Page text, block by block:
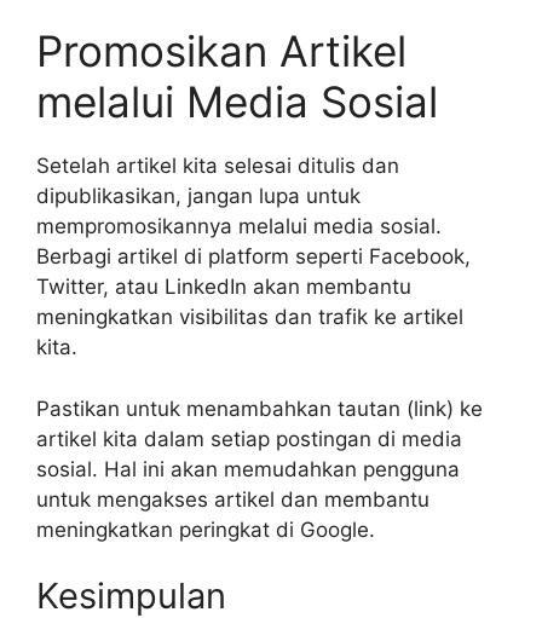
Promosikan Artikel
melalui Media Sosial
Setelah artikel kita selesai ditulis dan
dipublikasikan, jangan lupa untuk
mempromosikannya melalui media sosial.
Berbagi artikel di platform seperti Facebook,
Twitter, atau LinkedIn akan membantu
meningkatkan visibilitas dan trafik ke artikel
kita.
Pastikan untuk menambahkan tautan (link) ke
artikel kita dalam setiap postingan di media
sosial. Hal ini akan memudahkan pengguna
untuk mengakses artikel dan membantu
meningkatkan peringkat di Google.
Kesimpulan